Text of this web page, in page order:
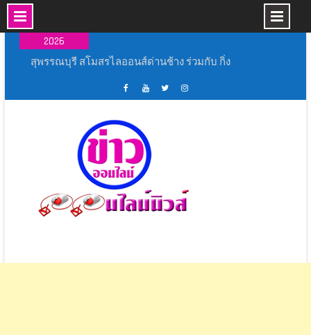
Skip
content
2026
สุพรรณบุรี สโมสรไลออนส์ด่านช้าง ร่วมกับ กิ่ง
ระหว่าง วัน ที่ 6-12 สิงหาคม 2569
เรือนจำจังหวัดอ่างทอง สมศักดิ์ฯ ประธานในพิธี
พิธีเปิดงาน ” ร้อยรัก รวมใจ สตรีไทยบางปลาม้า ”
ประจำ ปี 2569
ประธานกรรมาธิการการท่องเที่ยว เปิดสัมมนา
พัฒนาศักยภาพอาสาสมัครท่องเที่ยว มุ่งยกระดับ
แหล่งท่องเที่ยวเชิงวัฒนธรรมจังหวัดนครปฐมสู่การ
ท่องเที่ยวคุณภาพอย่างยั่งยืน
บุ้ค
ศูนย์
ข่าว
ออนไลน์
นิ
วส์
ทู้
ปอ
อน
ไลน์
นิ